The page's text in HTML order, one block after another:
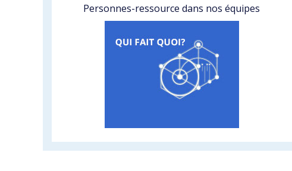
Personnes-ressource dans nos équipes